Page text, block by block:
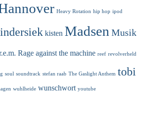
Heavy Rotation hip hop ipod
kisten Madsen Musik
Rage against the machine reef revolverheld
soul soundtrack stefan raab The Gaslight Anthem tobi
wuhlheide wunschwort youtube